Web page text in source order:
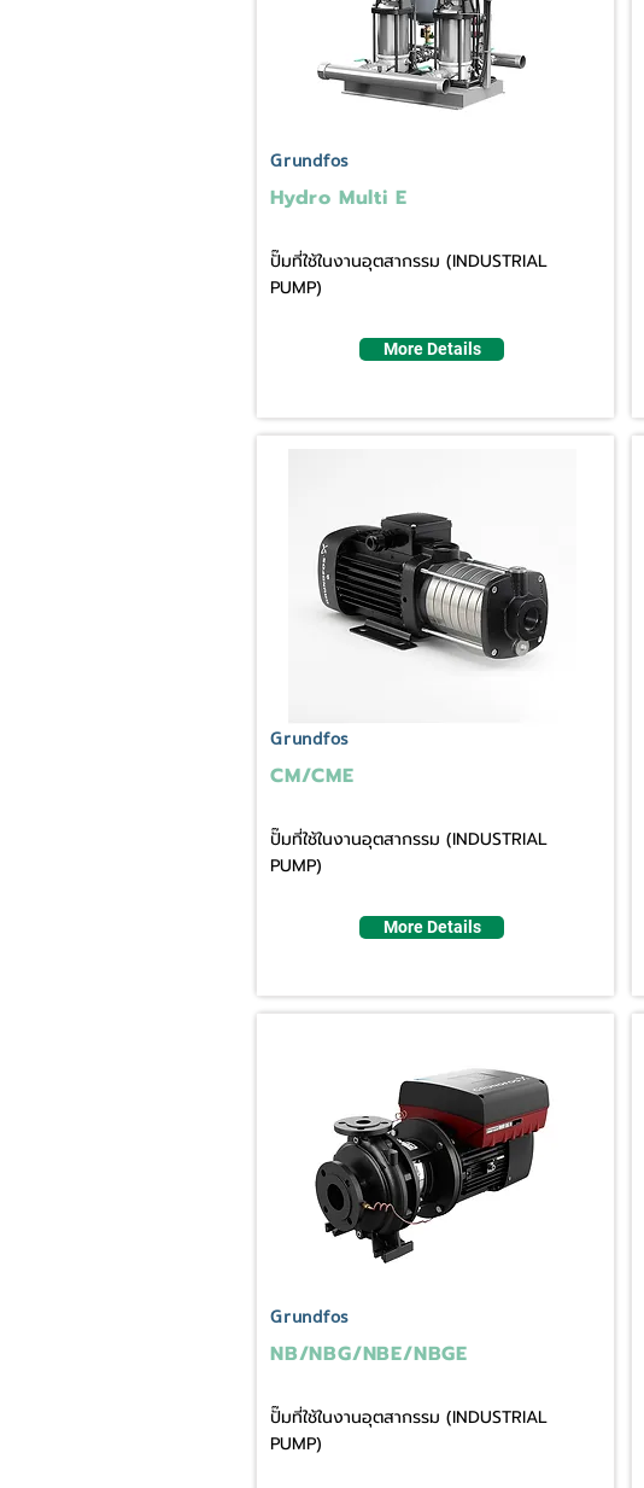
Grundfos
Hydro Multi E
ปั๊มที่ใช้ในงานอุตสากรรม (INDUSTRIAL
PUMP)
More Details
Grundfos
CM/CME
ปั๊มที่ใช้ในงานอุตสากรรม (INDUSTRIAL
PUMP)
More Details
Grundfos
NB/NBG/NBE/NBGE
ปั๊มที่ใช้ในงานอุตสากรรม (INDUSTRIAL
PUMP)